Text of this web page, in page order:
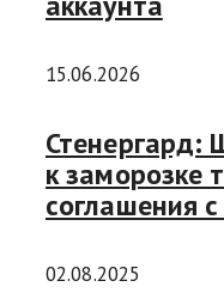
15.06.2026
Стенергард:
к заморозке
соглашения
02.08.2025